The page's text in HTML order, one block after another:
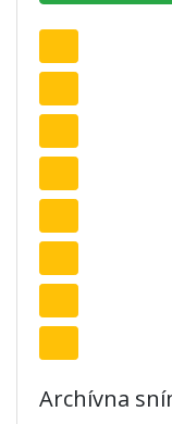
Archívna